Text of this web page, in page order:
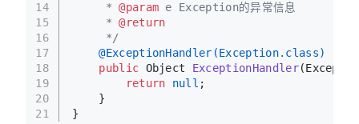
14
15
16
17
18
19
20
21
     *
@param e Exception的异常信息
     *
@return
     */
@ExceptionHandler(Exception.class)
public Object ExceptionHandler
return
null ;
    }
}